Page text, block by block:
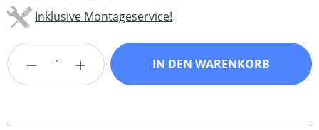
Inklusive Montageservice!
Produkt Anzahl: Gib den gewünschten
IN DEN WARENKORB